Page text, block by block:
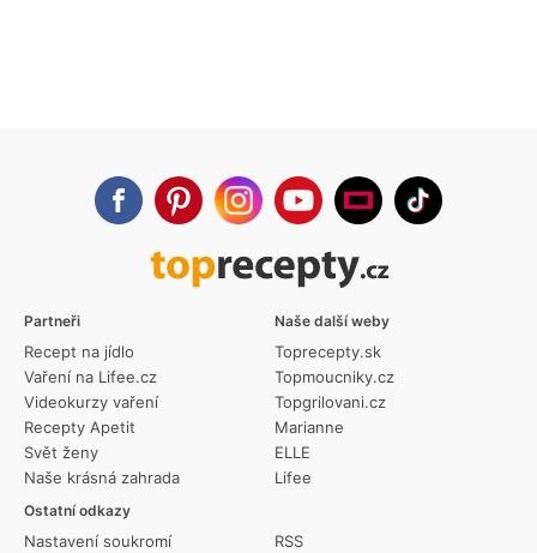
Partneři
Recept na jídlo
Vaření na Lifee.cz
Videokurzy vaření
Recepty Apetit
Svět ženy
Naše krásná zahrada
Ostatní odkazy
Nastavení soukromí
RSS
Naše další weby
Toprecepty.sk
Topmoucniky.cz
Topgrilovani.cz
Marianne
ELLE
Lifee